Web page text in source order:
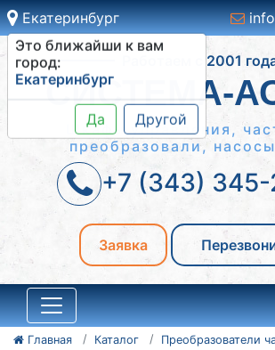
Екатеринбург
Это ближайши к вам
город:
Екатеринбург
Да Другой
Работаем с 2001
СИСТЕМА-
Шкафы управления,
преобразовали,
+7 (343)
Заявка
Главная Каталог